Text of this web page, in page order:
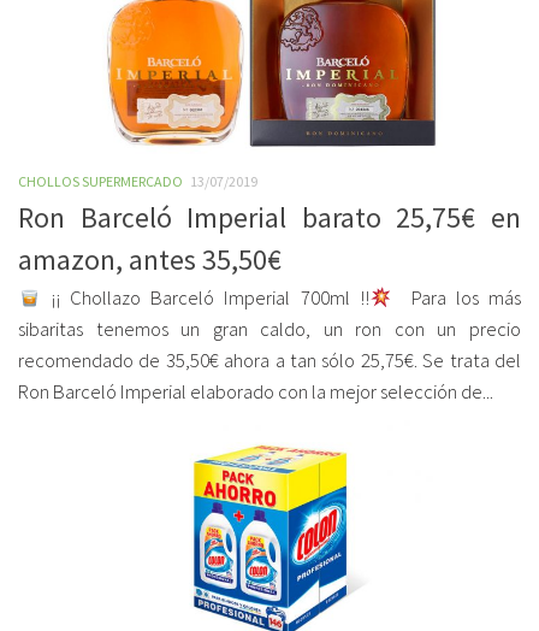
CHOLLOS SUPERMERCADO 13/07/2019
Ron Barceló Imperial barato 25,75€ en
amazon, antes 35,50€
¡¡ Chollazo Barceló Imperial 700ml !!
Para los más
sibaritas tenemos un gran caldo, un ron con un precio
recomendado de 35,50€ ahora a tan sólo 25,75€. Se trata del
Ron Barceló Imperial elaborado con la mejor selección de...